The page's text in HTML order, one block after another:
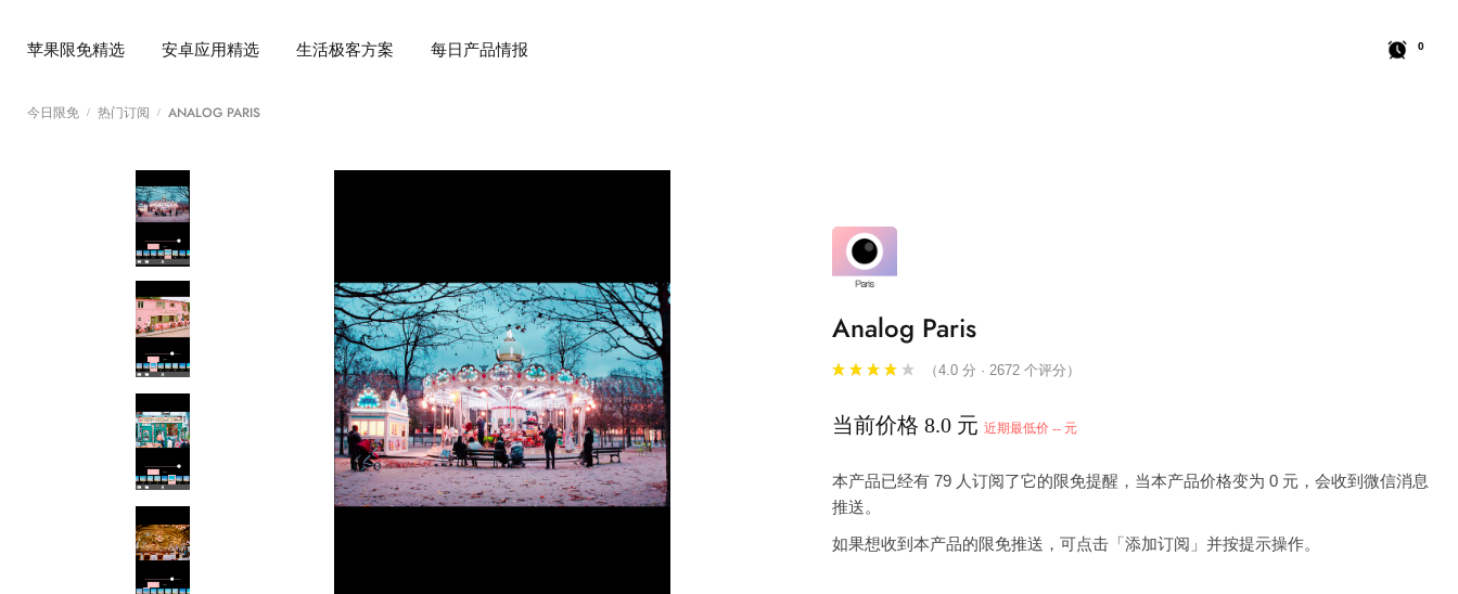
苹果限免精选 安卓应用精选 生活极客方案 每日产品情报 0
今日限免 热门订阅 ANALOG PARIS
Analog Paris
（4.0 分 · 2672 个评分）
当前价格 8.0 元 近期最低价 -- 元
本产品已经有 79 人订阅了它的限免提醒，当本产品价格变为 0 元，会收到微信消息
推送。
如果想收到本产品的限免推送，可点击「添加订阅」并按提示操作。